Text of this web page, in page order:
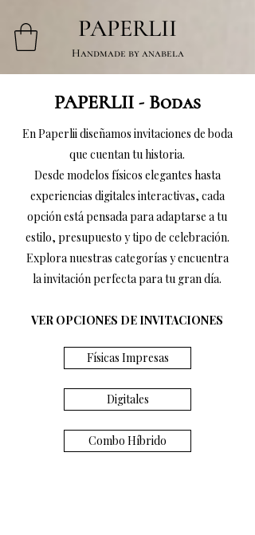
Handmade by anabela
PAPERLII
PAPERLII - Bodas
En Paperlii diseñamos invitaciones de boda
que cuentan tu historia.
Desde modelos físicos elegantes hasta
experiencias digitales interactivas, cada
opción está pensada para adaptarse a tu
estilo, presupuesto y tipo de celebración.
Explora nuestras categorías y encuentra
la invitación perfecta para tu gran día.
VER OPCIONES DE INVITACIONES
Físicas Impresas
Digitales
Combo Híbrido